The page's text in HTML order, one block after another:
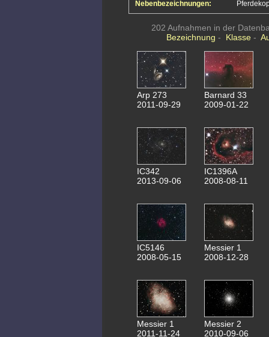
Nebenbezeichnungen:
202 Aufnahmen in der
Bezeichnung - Klasse -
Arp 273
2011-09-29
Barnard 33
2009-01-22
IC342
2013-09-06
IC1396A
2008-08-11
IC5146
2008-05-15
Messier 1
2008-12-28
Messier 1
2011-11-24
Messier 2
2010-09-06